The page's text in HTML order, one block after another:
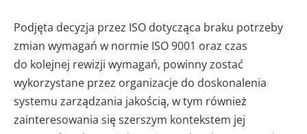
Podjęta decyzja przez ISO dotycząca braku potrzeby
zmian wymagań w normie ISO 9001 oraz czas
do kolejnej rewizji wymagań, powinny zostać
wykorzystane przez organizacje do doskonalenia
systemu zarządzania jakością, w tym również
zainteresowania się szerszym kontekstem jej